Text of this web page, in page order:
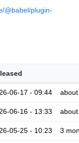
@babel/plugin-
06-17 - 09:44
06-16 - 13:33
05-25 - 10:23 3